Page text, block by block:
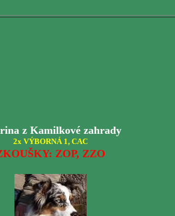
z Kamilkové zahrady
2x VÝBORNÁ 1, CAC
ZOP, ZZO